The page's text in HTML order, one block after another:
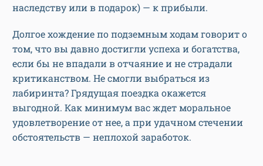
наследству или в подарок) — к прибыли.
Долгое хождение по подземным ходам говорит о
том, что вы давно достигли успеха и богатства,
если бы не впадали в отчаяние и не страдали
критиканством. Не смогли выбраться из
лабиринта? Грядущая поездка окажется
выгодной. Как минимум вас ждет моральное
удовлетворение от нее, а при удачном стечении
обстоятельств — неплохой заработок.